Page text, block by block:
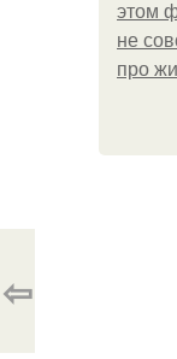
этом
не
про
⇦